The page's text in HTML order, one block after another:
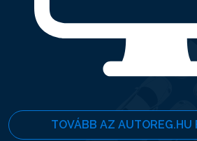
TOVÁBB AZ AUTOREG.HU